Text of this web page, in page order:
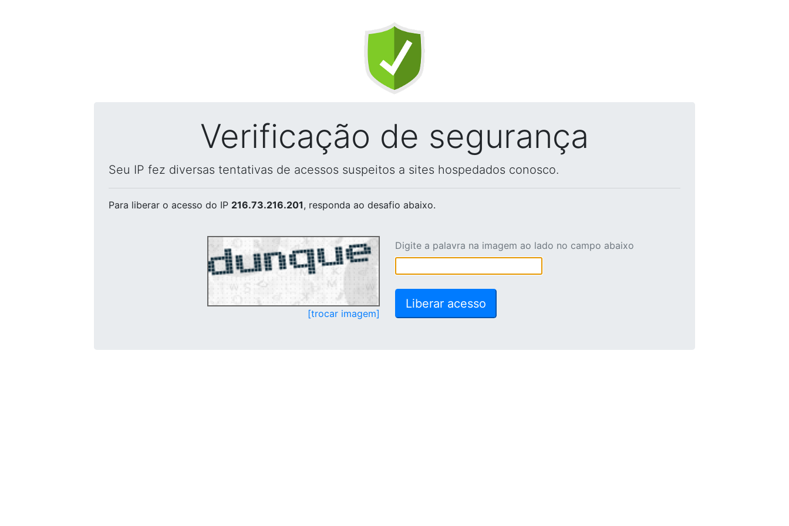
Verificação de segurança
Seu IP fez diversas tentativas de acessos suspeitos a sites hospedados conosco.
Para liberar o acesso do IP 216.73.216.201, responda ao desafio abaixo.
[trocar imagem]
Digite a palavra na imagem ao lado no campo abaixo